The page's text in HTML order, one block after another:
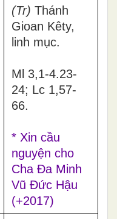
(Tr) Thánh
Gioan Kêty,
linh mục.
Ml 3,1-4.23-
24; Lc 1,57-
66.
* Xin cầu
nguyện cho
Cha Đa Minh
Vũ Đức Hậu
(+2017)